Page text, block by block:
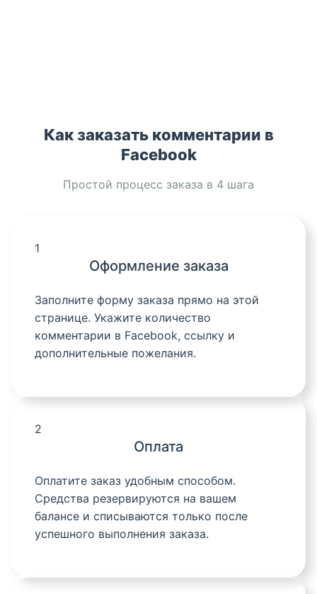
Как заказать комментарии в
Facebook
Простой процесс заказа в 4 шага
1
Оформление заказа
Заполните форму заказа прямо на этой
странице. Укажите количество
комментарии в Facebook, ссылку и
дополнительные пожелания.
2
Оплата
Оплатите заказ удобным способом.
Средства резервируются на вашем
балансе и списываются только после
успешного выполнения заказа.